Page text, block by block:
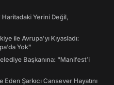
Yerini Değil,
ile Avrupa'yı Kıyasladı:
Yok"
Başkanına: "Manifest’i
Şarkıcı Cansever Hayatını